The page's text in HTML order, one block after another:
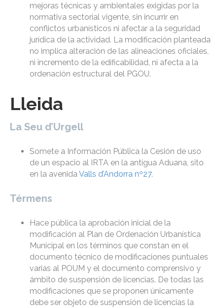
mejoras técnicas y ambientales exigidas por la
normativa sectorial vigente, sin incurrir en
conflictos urbanísticos ni afectar a la seguridad
jurídica de la actividad. La modificación planteada
no implica alteración de las alineaciones oficiales,
ni incremento de la edificabilidad, ni afecta a la
ordenación estructural del PGOU.
Lleida
La Seu d’Urgell
Somete a Información Pública la Cesión de uso
de un espacio al IRTA en la antigua Aduana, sito
en la avenidaValls d’Andorra nº27.
Térmens
Hace pública la aprobación inicial de la
modificación al Plan de Ordenación Urbanística
Municipal en los términos que constan en el
documento técnico de modificaciones puntuales
varias al POUM y el documento comprensivo y
ámbito de suspensión de licencias. De todas las
modificaciones que se proponen únicamente
debe ser objeto de suspensión de licencias la